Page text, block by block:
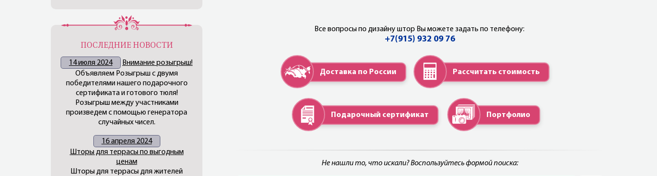
Все вопросы по дизайну штор Вы можете задать по телефону:
+7(915) 932 09 76
Доставка по России Рассчитать стоимость
Подарочный сертификат Портфолио
Не нашли то, что искали? Воспользуйтесь формой поиска:
ПОСЛЕДНИЕ НОВОСТИ
14 июля 2024
Внимание розыгрыш!
Объявляем Розыгрыш с двумя
победителями нашего подарочного
сертификата и готового тюля!
Розыгрыш между участниками
произведем с помощью генератора
случайных чисел.
16 апреля 2024
Шторы для террасы по выгодным
ценам
Шторы для террасы для жителей